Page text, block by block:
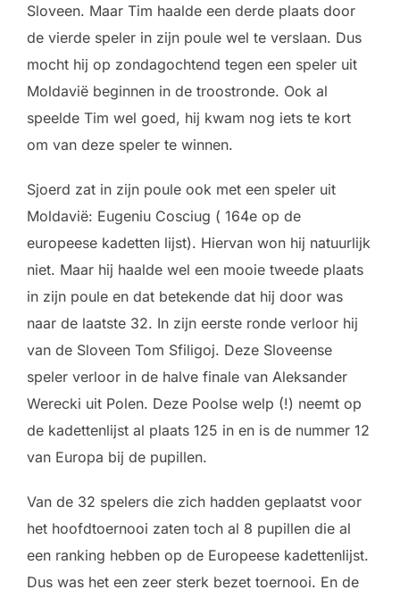
Sloveen. Maar Tim haalde een derde plaats door
de vierde speler in zijn poule wel te verslaan. Dus
mocht hij op zondagochtend tegen een speler uit
Moldavië beginnen in de troostronde. Ook al
speelde Tim wel goed, hij kwam nog iets te kort
om van deze speler te winnen.
Sjoerd zat in zijn poule ook met een speler uit
Moldavië: Eugeniu Cosciug ( 164e op de
europeese kadetten lijst). Hiervan won hij natuurlijk
niet. Maar hij haalde wel een mooie tweede plaats
in zijn poule en dat betekende dat hij door was
naar de laatste 32. In zijn eerste ronde verloor hij
van de Sloveen Tom Sfiligoj. Deze Sloveense
speler verloor in de halve finale van Aleksander
Werecki uit Polen. Deze Poolse welp (!) neemt op
de kadettenlijst al plaats 125 in en is de nummer 12
van Europa bij de pupillen.
Van de 32 spelers die zich hadden geplaatst voor
het hoofdtoernooi zaten toch al 8 pupillen die al
een ranking hebben op de Europeese kadettenlijst.
Dus was het een zeer sterk bezet toernooi. En de